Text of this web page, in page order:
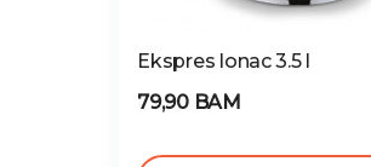
Ekspres lonac 3.5 l
79,90 BAM